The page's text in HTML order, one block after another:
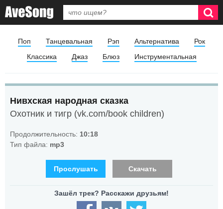
Поп Танцевальная Рэп Альтернатива
Рок
Классика
Джаз Блюз Инструментальная
Нивхская народная сказка
Охотник и тигр (vk.com/book children)
Продолжительность: 10:18
Тип файла: mp3
Прослушать Скачать